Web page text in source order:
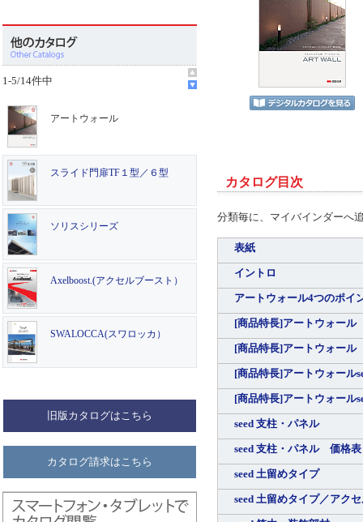
カタログ目次
分類毎に、マイバインダーへ
表紙
イントロ
アートウォール4つのポイ
[商品特長]アートウォール
[商品特長]アートウォー
[商品特長]アートウォール
[商品特長]アートウォール
seed 支柱・パネル
seed 支柱・パネル 価格表
seed 土留めタイプ
seed 土留めタイプ／アク
1-5/14件中
アートウォール
スライド門扉TF１型／６型
ソリスシリーズ
Axelboost.(アクセルブースト）
SWALOCCA(スワロッカ）
旧版カタログはこちら
カタログ請求はこちら